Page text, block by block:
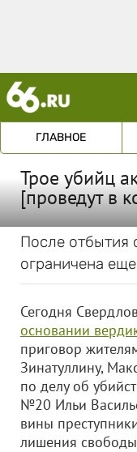
ГЛАВНОЕ
Трое убийц
[проведут в
После отбытия
ограничена
Сегодня
основании
приговор
Зинатуллину,
по делу об
№20 Ильи
вины
лишения